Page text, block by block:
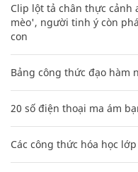
Clip lột tả chân thực
mèo', người tinh ý còn
con
Bảng công thức đạo hàm
20 số điện thoại ma ám
Các công thức hóa học